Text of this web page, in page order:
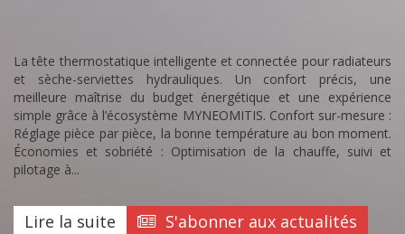
La tête thermostatique intelligente et connectée pour radiateurs
et sèche-serviettes hydrauliques. Un confort précis, une
meilleure maîtrise du budget énergétique et une expérience
simple grâce à l’écosystème MYNEOMITIS. Confort sur-mesure :
Réglage pièce par pièce, la bonne température au bon moment.
Économies et sobriété : Optimisation de la chauffe, suivi et
pilotage à...
Lire la suite S'abonner aux actualités